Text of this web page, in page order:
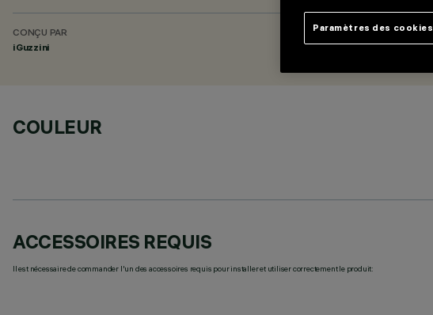
CONÇU PAR
iGuzzini
COULEUR
ACCESSOIRES REQUIS
Il est nécessaire de commander l'un des accessoires requis pour installer et utiliser correctement le produit:
Paramètres des cookies